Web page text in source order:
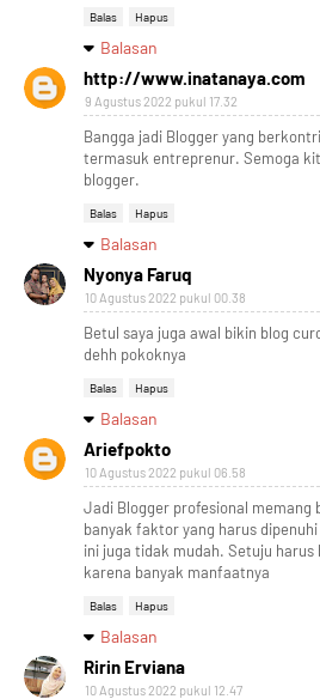
Balas Hapus
Balasan
http://www.inatanaya.com
9 Agustus 2022 pukul 17.32
Bangga jadi Blogger yang
termasuk entreprenur. Semoga
blogger.
Balas Hapus
Balasan
Nyonya Faruq
10 Agustus 2022 pukul 00.38
Betul saya juga awal bikin blog
dehh pokoknya
Balas Hapus
Balasan
Ariefpokto
10 Agustus 2022 pukul 06.58
Jadi Blogger profesional memang
banyak faktor yang harus
ini juga tidak mudah. Setuju harus
karena banyak manfaatnya
Balas Hapus
Balasan
Ririn Erviana
10 Agustus 2022 pukul 12.47